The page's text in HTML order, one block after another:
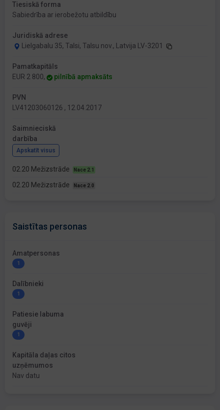
Tiesiskā forma
Sabiedrība ar ierobežotu atbildību
Juridiskā adrese
Lielgabalu 35, Talsi, Talsu nov., Latvija LV-3201
Pamatkapitāls
EUR 2 800,
pilnībā apmaksāts
PVN
LV41203060126 , 12.04.2017
Saimnieciskā
darbība
Apskatīt visus
02.20 Mežizstrāde Nace 2.1
02.20 Mežizstrāde Nace 2.0
Saistītas personas
Amatpersonas
1
Dalībnieki
1
Patiesie labuma
guvēji
1
Kapitāla daļas citos
uzņēmumos
Nav datu